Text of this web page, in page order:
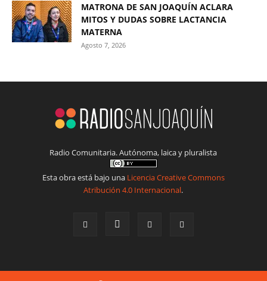
MATRONA DE SAN JOAQUÍN ACLARA
MITOS Y DUDAS SOBRE LACTANCIA
MATERNA
Agosto 7, 2026
Radio Comunitaria. Autónoma, laica y pluralista
Esta obra está bajo una Licencia Creative Commons
Atribución 4.0 Internacional.